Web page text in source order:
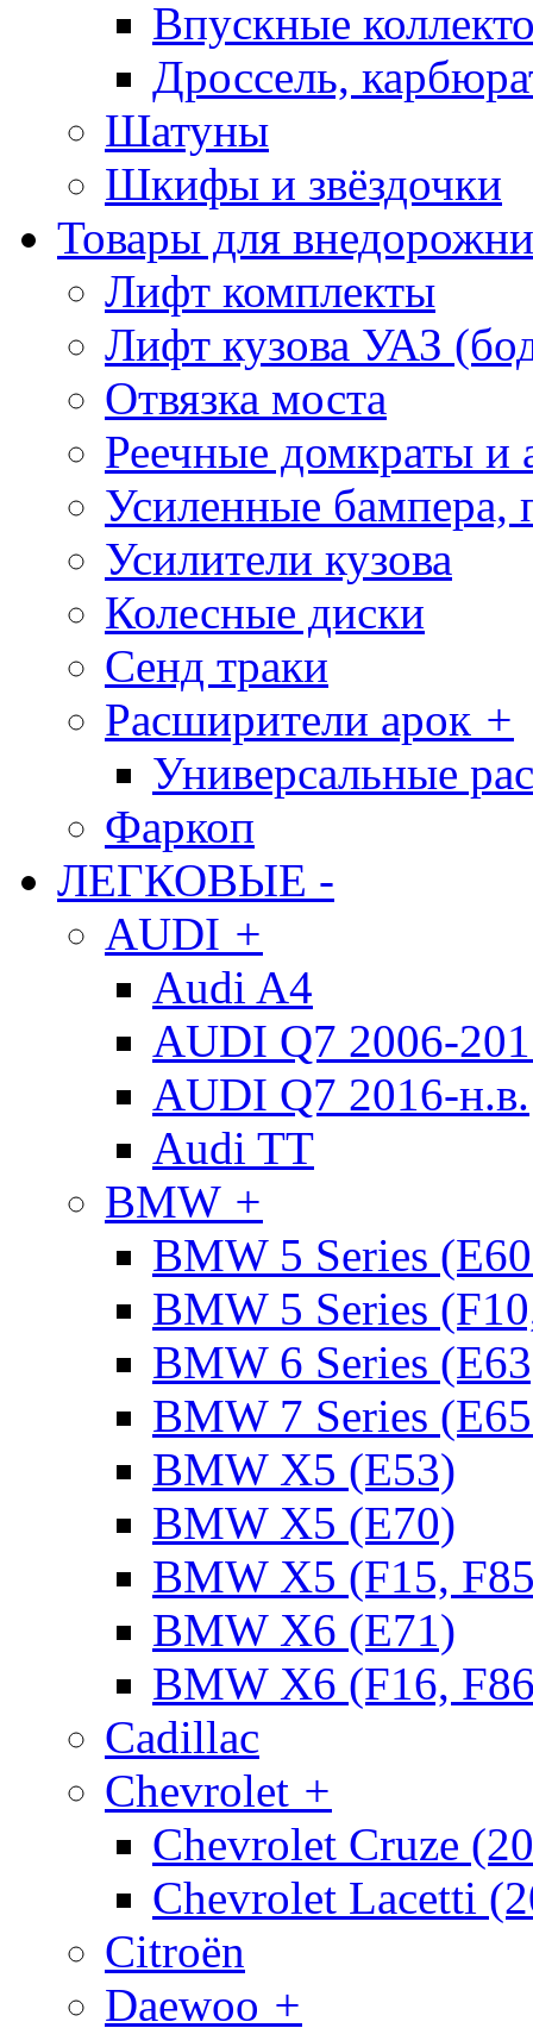
Впускные
Дроссель,
Шатуны
Шкифы и звёздочки
Товары для
Лифт комплекты
Лифт кузова УАЗ
Отвязка моста
Реечные домкраты и
Усиленные бампера,
Усилители кузова
Колесные диски
Сенд траки
Расширители арок +
Универсальные
Фаркоп
ЛЕГКОВЫЕ -
AUDI +
Audi A4
AUDI Q7 2006-
AUDI Q7 2016-н.в.
Audi TT
BMW +
BMW 5 Series
BMW 5 Series
BMW 6 Series
BMW 7 Series
BMW X5 (E53)
BMW X5 (E70)
BMW X5 (F15,
BMW X6 (E71)
BMW X6 (F16,
Cadillac
Chevrolet +
Chevrolet Cruze
Chevrolet Lacetti
Citroën
Daewoo +